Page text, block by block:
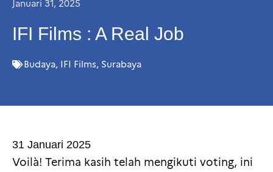
Januari 31, 2025
IFI Films : A Real Job
Budaya, IFI Films, Surabaya
31 Januari 2025
Voilà! Terima kasih telah mengikuti voting, ini